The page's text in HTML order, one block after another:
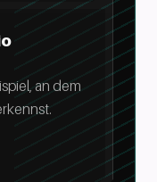
an dem